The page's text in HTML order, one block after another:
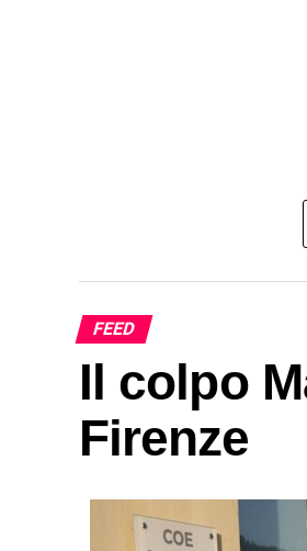
FEED
Il colpo
Firenze